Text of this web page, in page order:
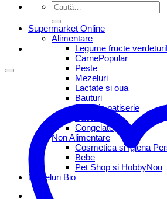
Caută
după:
Supermarket Online
Alimentare
Legume fructe verdeturi
Carne
Peste
Mezeluri
Lactate si oua
Bauturi
Brutarie patiserie
Bacanie
Congelate
Non Alimentare
Cosmetica si Igiena
Bebe
Pet Shop si Hobby
Mezeluri Bio